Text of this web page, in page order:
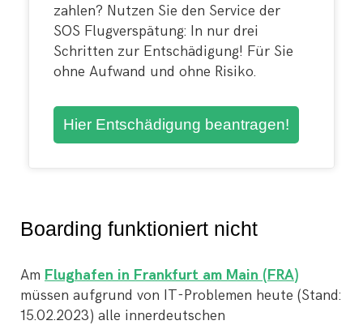
zahlen? Nutzen Sie den Service der
SOS Flugverspätung: In nur drei
Schritten zur Entschädigung! Für Sie
ohne Aufwand und ohne Risiko.
Hier Entschädigung beantragen!
Boarding funktioniert nicht
Am Flughafen in Frankfurt am Main (FRA)
müssen aufgrund von IT-Problemen heute (Stand:
15.02.2023) alle innerdeutschen